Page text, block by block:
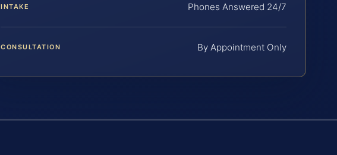
INTAKE Phones Answered 24/7
CONSULTATION By Appointment Only